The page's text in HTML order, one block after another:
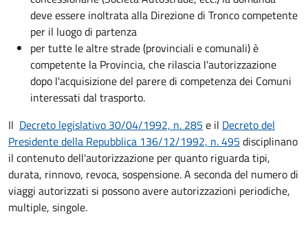
deve essere inoltrata alla Direzione di Tronco competente
per il luogo di partenza
per tutte le altre strade (provinciali e comunali) è
competente la Provincia, che rilascia l'autorizzazione
dopo l'acquisizione del parere di competenza dei Comuni
interessati dal trasporto.
Il Decreto legislativo 30/04/1992, n. 285 e il Decreto del
Presidente della Repubblica 136/12/1992, n. 495 disciplinano
il contenuto dell'autorizzazione per quanto riguarda tipi,
durata, rinnovo, revoca, sospensione. A seconda del numero di
viaggi autorizzati si possono avere autorizzazioni periodiche,
multiple, singole.